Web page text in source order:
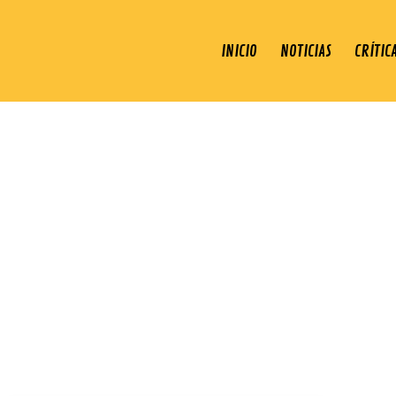
INICIO NOTICIAS